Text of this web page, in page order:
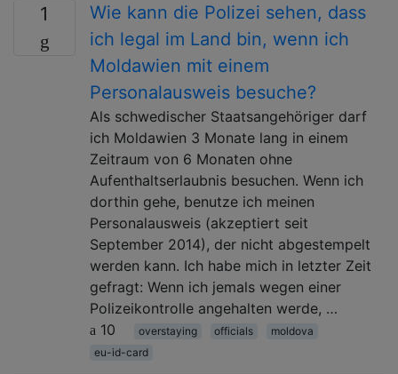
1
Wie kann die Polizei sehen, dass
ich legal im Land bin, wenn ich
Moldawien mit einem
Personalausweis besuche?
Als schwedischer Staatsangehöriger darf
ich Moldawien 3 Monate lang in einem
Zeitraum von 6 Monaten ohne
Aufenthaltserlaubnis besuchen. Wenn ich
dorthin gehe, benutze ich meinen
Personalausweis (akzeptiert seit
September 2014), der nicht abgestempelt
werden kann. Ich habe mich in letzter Zeit
gefragt: Wenn ich jemals wegen einer
Polizeikontrolle angehalten werde, …
10
overstaying officials
moldova
eu-id-card